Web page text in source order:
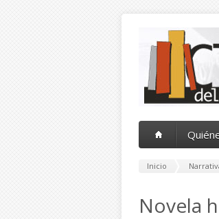
Inicio
Novela